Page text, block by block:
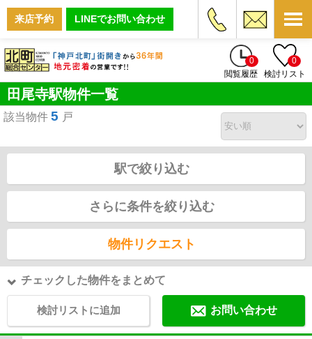
来店予約 LINEでお問い合わせ
0
閲覧履歴
0
検討リスト
田尾寺駅物件一覧
該当物件 5 戸
駅で絞り込む
さらに条件を絞り込む
物件リクエスト
チェックした物件をまとめて
検討リストに追加 お問い合わせ